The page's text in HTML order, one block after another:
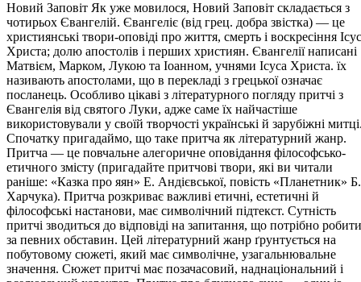
Новий Заповіт Як уже мовилося, Новий Заповіт складається з
чотирьох Євангелій. Євангеліє (від грец. добра звістка) — це
християнські твори-оповіді про життя, смерть і воскресіння
Христа; долю апостолів і перших християн. Євангелії написані
Матвієм, Марком, Лукою та Іоанном, учнями Ісуса Христа. їх
називають апостолами, що в перекладі з грецької означає
посланець. Особливо цікаві з літературного погляду притчі з
Євангелія від святого Луки, адже саме їх найчастіше
використовували у своїй творчості українські й зарубіжні
Спочатку пригадаймо, що таке притча як літературний жанр.
Притча — це повчальне алегоричне оповідання філософсько-
етичного змісту (пригадайте притчові твори, які ви читали
раніше: «Казка про яян» Е. Андієвської, повість «Планетник» Б.
Харчука). Притча розкриває важливі етичні, естетичні й
філософські настанови, має символічний підтекст. Сутність
притчі зводиться до відповіді на запитання, що потрібно робити
за певних обставин. Цей літературний жанр ґрунтується на
побутовому сюжеті, який має символічне, узагальнювальне
значення. Сюжет притчі має позачасовий, наднаціональний і